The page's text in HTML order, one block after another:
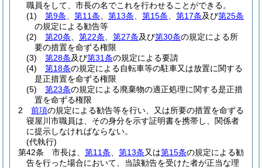
職員をして、市長の名でこれを行わせることができる。
(1)
第9条 第11条 第13条 第15条 第17条及び第25条
の規定による勧告等
(2)
第20条 第22条 第27条及び第30条の規定による所
要の措置を命ずる権限
(3)
第28条及び第31条の規定による要請
(4)
第18条の規定による自転車等の駐車又は放置に関する
是正措置を命ずる権限
(5)
第23条の規定による廃棄物の適正処理に関する是正措
置を命ずる権限
2
前項の規定による勧告等を行い、又は所要の措置を命ずる
寝屋川市職員は、その身分を示す証明書を携帯し、関係者
に提示しなければならない。
(代執行)
第42条
市長は、 第11条 第13条又は第15条の規定による勧
告を行った場合において、当該勧告を受けた者が正当な理